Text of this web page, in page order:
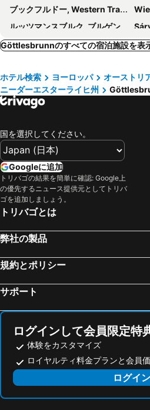
ブックフルドー, Western Transdanubia 宿泊施設 -
Wiener
ルッツマンスブルク, ブルゲンラント州 宿泊施設 -
Perchtoldsdorf, ニーダーエスターライヒ州 宿泊施設 -
ミクロフ, 南モラヴィア州 宿泊施設 -
パル
Guntramsdorf, ニーダーエスターライヒ州 宿泊施設 -
ダーンスタイン, ニーダーエスターライヒ州 宿泊施設 -
ウィーン, ウイーン 宿泊施設 -
ブ
シュヴェヒャート, ニーダーエスターライヒ州 宿泊施設 -
フェーゼンドルフ, ニーダーエスターライヒ州 宿泊施設 -
Fischamend, ニーダーエスターライヒ州 宿泊施設 -
ザルツブルク, ザルツブルク 宿泊施設 -
ハルシュタット, オーバーエスターライヒ州 宿泊施設 -
リンツ, オーバーエスターライヒ州 宿泊施設 -
バート
Göttlesbrunnのすべての宿泊施設を表
ホテル検索 ヨーロッパ
オーストリ
ニーダーエスターライヒ州
国を選択してください。
Googleに追加
トリバゴの結果を簡単に確認: Google上
の優先するニュース提供元としてトリバ
ゴを追加しましょう。
トリバゴとは
弊社の製品
規約とポリシー
サポート
ログインして会員限定特
体験をカスタマイズ
ロイヤルティ料金プランと会員
ログイン